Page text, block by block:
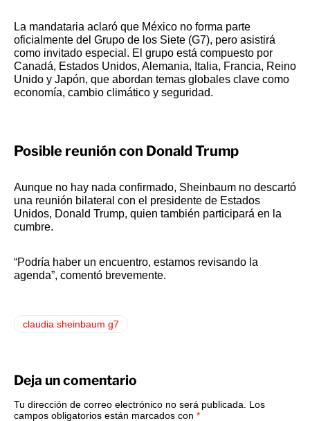
La mandataria aclaró que México no forma parte
oficialmente del Grupo de los Siete (G7), pero asistirá
como invitado especial. El grupo está compuesto por
Canadá, Estados Unidos, Alemania, Italia, Francia, Reino
Unido y Japón, que abordan temas globales clave como
economía, cambio climático y seguridad.
Posible reunión con Donald Trump
Aunque no hay nada confirmado, Sheinbaum no descartó
una reunión bilateral con el presidente de Estados
Unidos, Donald Trump, quien también participará en la
cumbre.
“Podría haber un encuentro, estamos revisando la
agenda”, comentó brevemente.
claudia sheinbaum g7
Deja un comentario
Tu dirección de correo electrónico no será publicada.
Los
campos obligatorios están marcados con *